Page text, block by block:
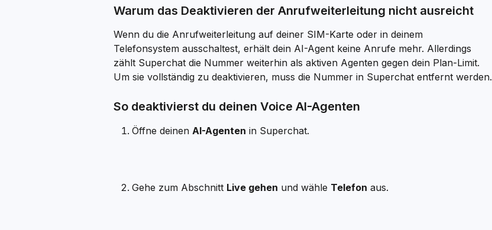
Warum das Deaktivieren der Anrufweiterleitung nicht ausreicht
Wenn du die Anrufweiterleitung auf deiner SIM-Karte oder in deinem
Telefonsystem ausschaltest, erhält dein AI-Agent keine Anrufe mehr. Allerdings
zählt Superchat die Nummer weiterhin als aktiven Agenten gegen dein Plan-Limit.
Um sie vollständig zu deaktivieren, muss die Nummer in Superchat entfernt werden.
So deaktivierst du deinen Voice AI-Agenten
Öffne deinen AI-Agenten in Superchat.
Gehe zum Abschnitt Live gehen und wähle Telefon aus.